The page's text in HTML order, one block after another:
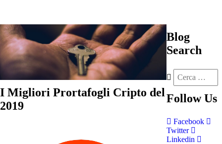
I Migliori Prortafogli Cripto del
2019
Blog
Search
Follow Us
Facebook
Twitter
Linkedin